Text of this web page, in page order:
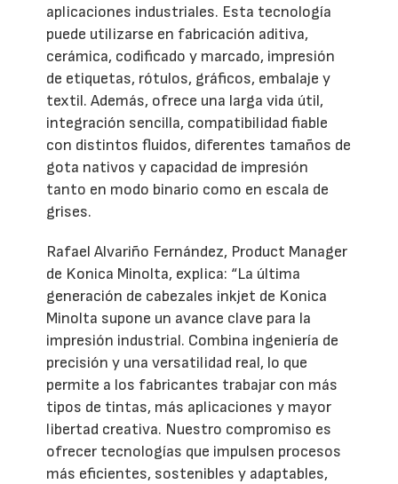
aplicaciones industriales. Esta tecnología
puede utilizarse en fabricación aditiva,
cerámica, codificado y marcado, impresión
de etiquetas, rótulos, gráficos, embalaje y
textil. Además, ofrece una larga vida útil,
integración sencilla, compatibilidad fiable
con distintos fluidos, diferentes tamaños de
gota nativos y capacidad de impresión
tanto en modo binario como en escala de
grises.
Rafael Alvariño Fernández, Product Manager
de Konica Minolta, explica: “La última
generación de cabezales inkjet de Konica
Minolta supone un avance clave para la
impresión industrial. Combina ingeniería de
precisión y una versatilidad real, lo que
permite a los fabricantes trabajar con más
tipos de tintas, más aplicaciones y mayor
libertad creativa. Nuestro compromiso es
ofrecer tecnologías que impulsen procesos
más eficientes, sostenibles y adaptables,